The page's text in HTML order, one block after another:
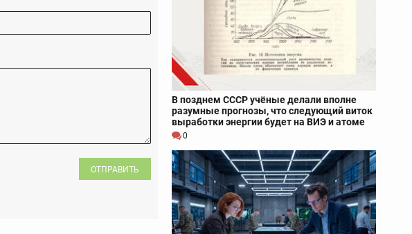
ОТПРАВИТЬ
В позднем СССР учёные делали вполне
разумные прогнозы, что следующий виток
выработки энергии будет на ВИЭ и атоме
0